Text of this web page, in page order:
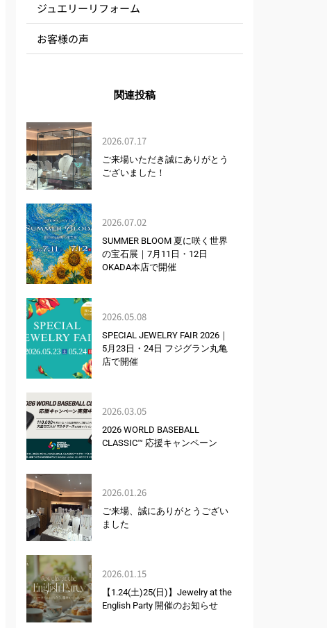
ジュエリーリフォーム
お客様の声
関連投稿
2026.07.17
ご来場いただき誠にありがとう
ございました！
2026.07.02
SUMMER BLOOM 夏に咲く世界
の宝石展｜7月11日・12日
OKADA本店で開催
2026.05.08
SPECIAL JEWELRY FAIR 2026｜
5月23日・24日 フジグラン丸亀
店で開催
2026.03.05
2026 WORLD BASEBALL
CLASSIC™ 応援キャンペーン
2026.01.26
ご来場、誠にありがとうござい
ました
2026.01.15
【1.24(土)25(日)】Jewelry at the
English Party 開催のお知らせ